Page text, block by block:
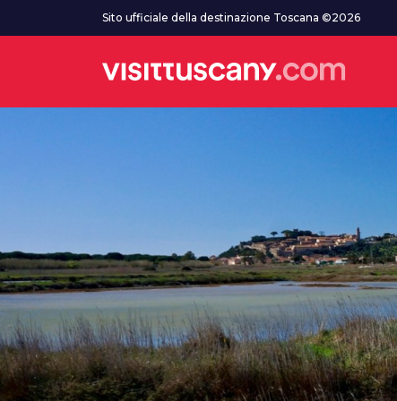
Vai al contenuto principaleSito ufficiale della destinazione Toscana ©2026